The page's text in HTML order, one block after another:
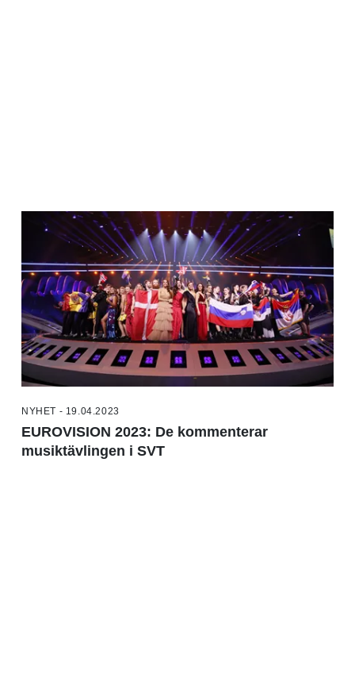
NYHET - 19.04.2023
EUROVISION 2023: De kommenterar
musiktävlingen i SVT